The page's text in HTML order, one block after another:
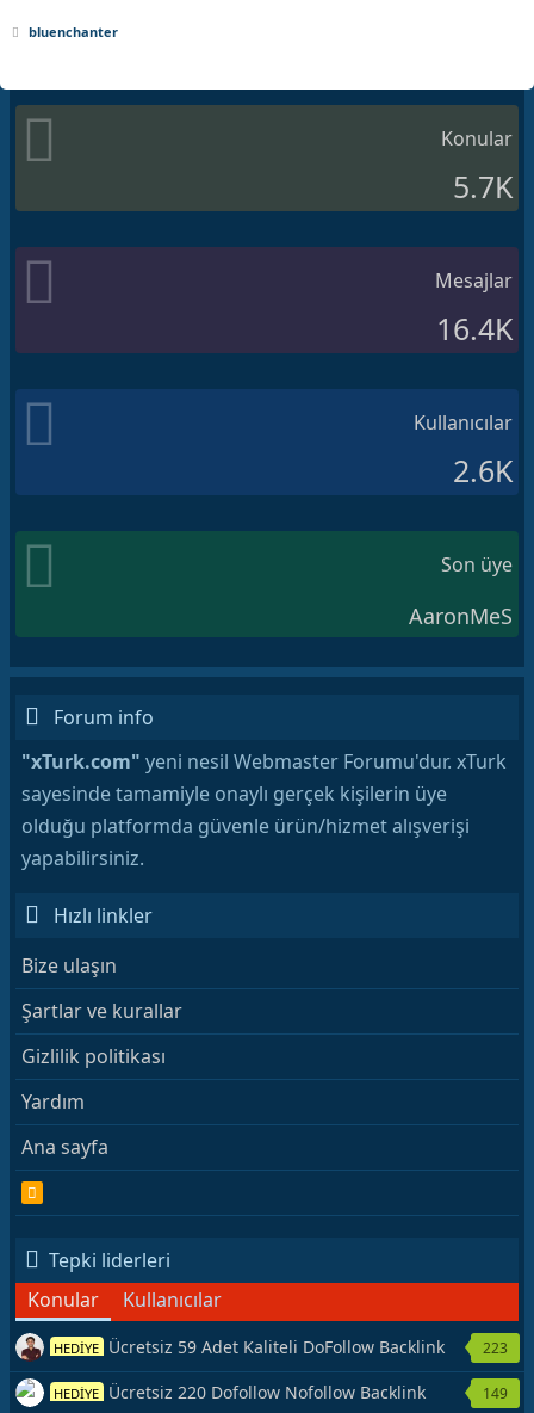
bluenchanter
Konular
5.7K
Mesajlar
16.4K
Kullanıcılar
2.6K
Son üye
AaronMeS
Forum info
"xTurk.com" yeni nesil Webmaster Forumu'dur. xTurk
sayesinde tamamiyle onaylı gerçek kişilerin üye
olduğu platformda güvenle ürün/hizmet alışverişi
yapabilirsiniz.
Hızlı linkler
Bize ulaşın
Şartlar ve kurallar
Gizlilik politikası
Yardım
Ana sayfa
R
S
Tepki liderleri
Konular
Kullanıcılar
HEDİYE Ücretsiz 59 Adet Kaliteli DoFollow Backlink
Kaynağı Veriyorum.
223
HEDİYE Ücretsiz 220 Dofollow Nofollow Backlink
149